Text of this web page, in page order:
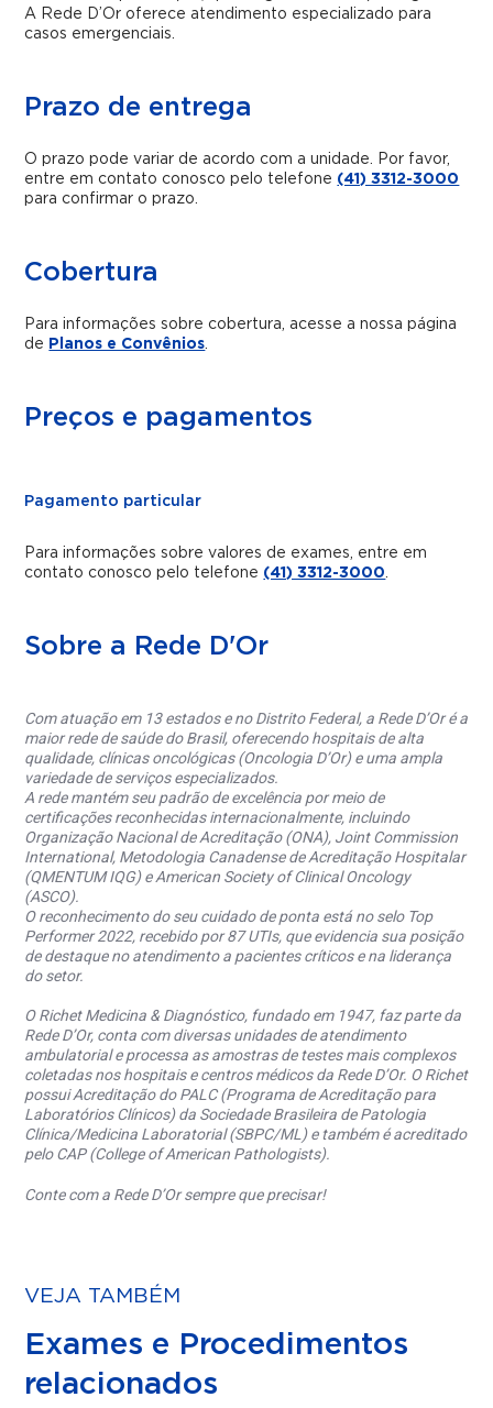
A Rede D’Or oferece atendimento especializado para
casos emergenciais.
Prazo de entrega
O prazo pode variar de acordo com a unidade. Por favor,
entre em contato conosco pelo telefone (41) 3312-3000
para confirmar o prazo.
Cobertura
Para informações sobre cobertura, acesse a nossa página
de Planos e Convênios.
Preços e pagamentos
Pagamento particular
Para informações sobre valores de exames, entre em
contato conosco pelo telefone (41) 3312-3000.
Sobre a Rede D'Or
Com atuação em 13 estados e no Distrito Federal, a Rede D’Or é a
maior rede de saúde do Brasil, oferecendo hospitais de alta
qualidade, clínicas oncológicas (Oncologia D’Or) e uma ampla
variedade de serviços especializados.
A rede mantém seu padrão de excelência por meio de
certificações reconhecidas internacionalmente, incluindo
Organização Nacional de Acreditação (ONA), Joint Commission
International, Metodologia Canadense de Acreditação Hospitalar
(QMENTUM IQG) e American Society of Clinical Oncology
(ASCO).
O reconhecimento do seu cuidado de ponta está no selo Top
Performer 2022, recebido por 87 UTIs, que evidencia sua posição
de destaque no atendimento a pacientes críticos e na liderança
do setor.
O Richet Medicina & Diagnóstico, fundado em 1947, faz parte da
Rede D’Or, conta com diversas unidades de atendimento
ambulatorial e processa as amostras de testes mais complexos
coletadas nos hospitais e centros médicos da Rede D’Or. O Richet
possui Acreditação do PALC (Programa de Acreditação para
Laboratórios Clínicos) da Sociedade Brasileira de Patologia
Clínica/Medicina Laboratorial (SBPC/ML) e também é acreditado
pelo CAP (College of American Pathologists).
Conte com a Rede D’Or sempre que precisar!
VEJA TAMBÉM
Exames e Procedimentos
relacionados